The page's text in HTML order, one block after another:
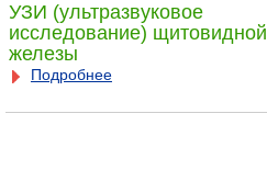
УЗИ (ультразвуковое
исследование) щитовидной
железы
Подробнее